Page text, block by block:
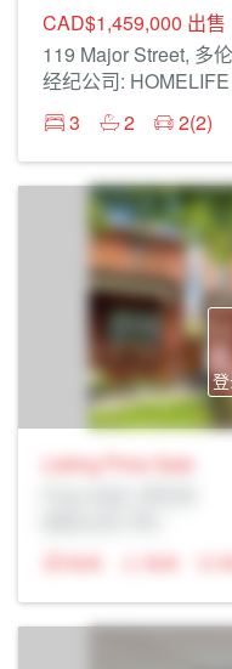
CAD$1,459,000 出售
119 Major Street, 多
经纪公司:
3
2 2(2)
Listing Price Sale
N/A
N/A